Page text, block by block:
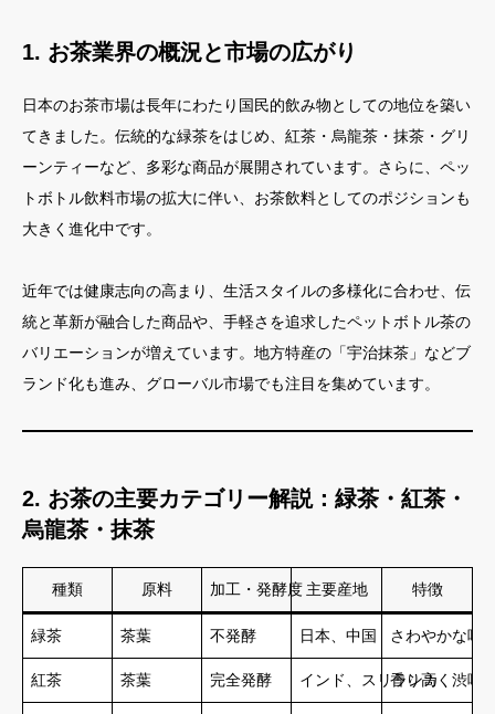
1. お茶業界の概況と市場の広がり
日本のお茶市場は長年にわたり国民的飲み物としての地位を築い
てきました。伝統的な緑茶をはじめ、紅茶・烏龍茶・抹茶・グリ
ーンティーなど、多彩な商品が展開されています。さらに、ペッ
トボトル飲料市場の拡大に伴い、お茶飲料としてのポジションも
大きく進化中です。
近年では健康志向の高まり、生活スタイルの多様化に合わせ、伝
統と革新が融合した商品や、手軽さを追求したペットボトル茶の
バリエーションが増えています。地方特産の「宇治抹茶」などブ
ランド化も進み、グローバル市場でも注目を集めています。
2. お茶の主要カテゴリー解説：緑茶・紅茶・
烏龍茶・抹茶
種類 原料 加工・発酵度 主要産地 特徴
緑茶 茶葉 不発酵 日本、中国 さわやかな味
紅茶 茶葉 完全発酵 インド、スリランカ香り高く渋味